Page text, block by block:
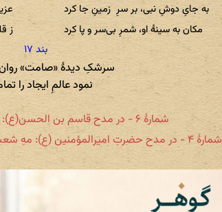
به جایِ دوشِ نبی، بر سرِ زمینِ جا کرد
مکان به سینهٔ او، شمرِ بی‌سر و پا کرد
ز
سرشکِ دیدهٔ «صامت» روان
نمود عالمِ ایجاد را
شمارهٔ ۶ - در مدح قاسم بن الحسن(ع): باز شد اسپهبدِ فَروَرد را پا در رکیب
شمارهٔ ۴ - در مدح حضرتِ امیرالمؤمنین (ع): مهِ شعبان گذشت و گشت عیان